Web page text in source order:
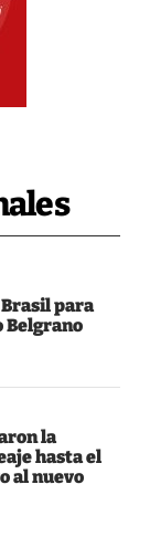
para
Belgrano
la
hasta el
al nuevo